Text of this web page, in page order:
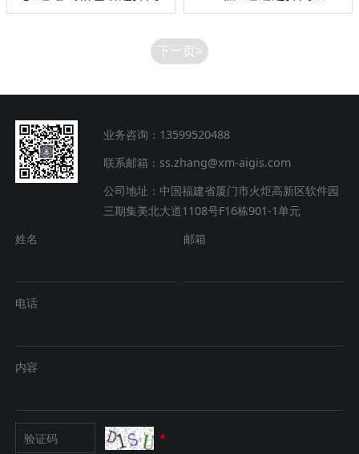
下一页>
业务咨询：13599520488
联系邮箱：ss.zhang@xm-aigis.com
公司地址：中国福建省厦门市火炬高新区软件园
三期集美北大道1108号F16栋901-1单元
姓名
邮箱
电话
内容
*